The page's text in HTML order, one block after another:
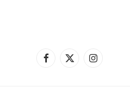
Facebook
X
Instagram